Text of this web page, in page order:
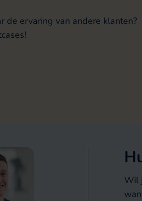
de ervaring van andere klanten?
Wil